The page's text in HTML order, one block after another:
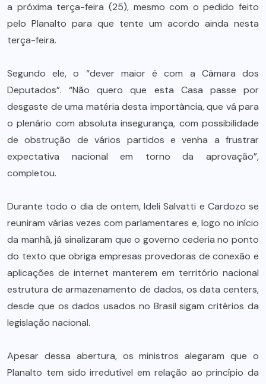
a próxima terça-feira (25), mesmo com o pedido feito
pelo Planalto para que tente um acordo ainda nesta
terça-feira.
Segundo ele, o “dever maior é com a Câmara dos
Deputados”. “Não quero que esta Casa passe por
desgaste de uma matéria desta importância, que vá para
o plenário com absoluta insegurança, com possibilidade
de obstrução de vários partidos e venha a frustrar
expectativa nacional em torno da aprovação”,
completou.
Durante todo o dia de ontem, Ideli Salvatti e Cardozo se
reuniram várias vezes com parlamentares e, logo no início
da manhã, já sinalizaram que o governo cederia no ponto
do texto que obriga empresas provedoras de conexão e
aplicações de internet manterem em território nacional
estrutura de armazenamento de dados, os data centers,
desde que os dados usados no Brasil sigam critérios da
legislação nacional.
Apesar dessa abertura, os ministros alegaram que o
Planalto tem sido irredutível em relação ao princípio da